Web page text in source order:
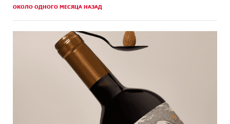
ОКОЛО ОДНОГО МЕСЯЦА НАЗАД